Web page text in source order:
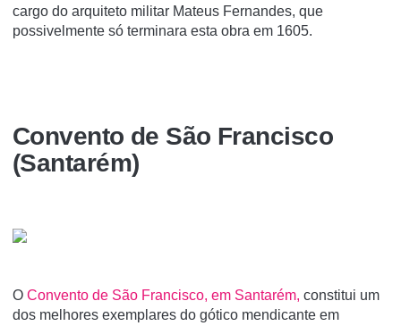
cargo do arquiteto militar Mateus Fernandes, que
possivelmente só terminara esta obra em 1605.
Convento de São Francisco
(Santarém)
O Convento de São Francisco, em Santarém, constitui um
dos melhores exemplares do gótico mendicante em